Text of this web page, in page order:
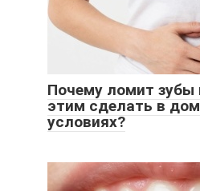
Почему ломит
этим сделать в
условиях?